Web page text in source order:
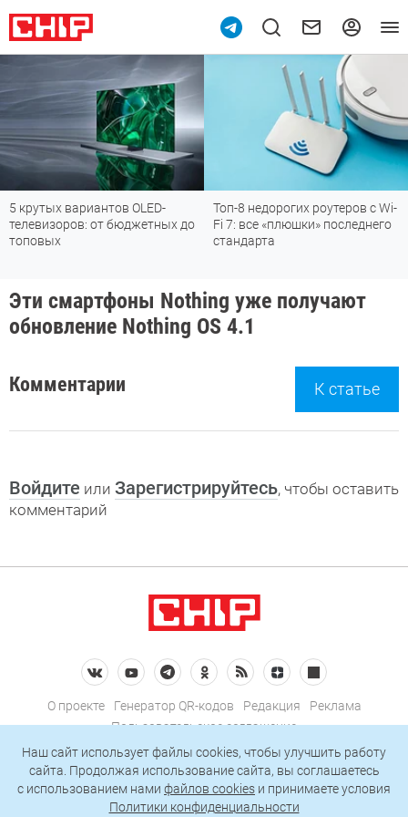
5 крутых вариантов OLED-
телевизоров: от бюджетных до
топовых
Топ-8 недорогих роутеров с Wi-
Fi 7: все «плюшки» последнего
стандарта
Эти смартфоны Nothing уже получают
обновление Nothing OS 4.1
Комментарии К статье
Войдите или Зарегистрируйтесь, чтобы оставить
комментарий
О проекте Генератор QR-кодов Редакция
Реклама
Пользовательское соглашение
Политика конфиденциальности
Подписаться на рассылку
Наш сайт использует файлы cookies, чтобы улучшить работу
сайта. Продолжая использование сайта, вы соглашаетесь
c использованием нами файлов cookies и принимаете условия
Политики конфиденциальности